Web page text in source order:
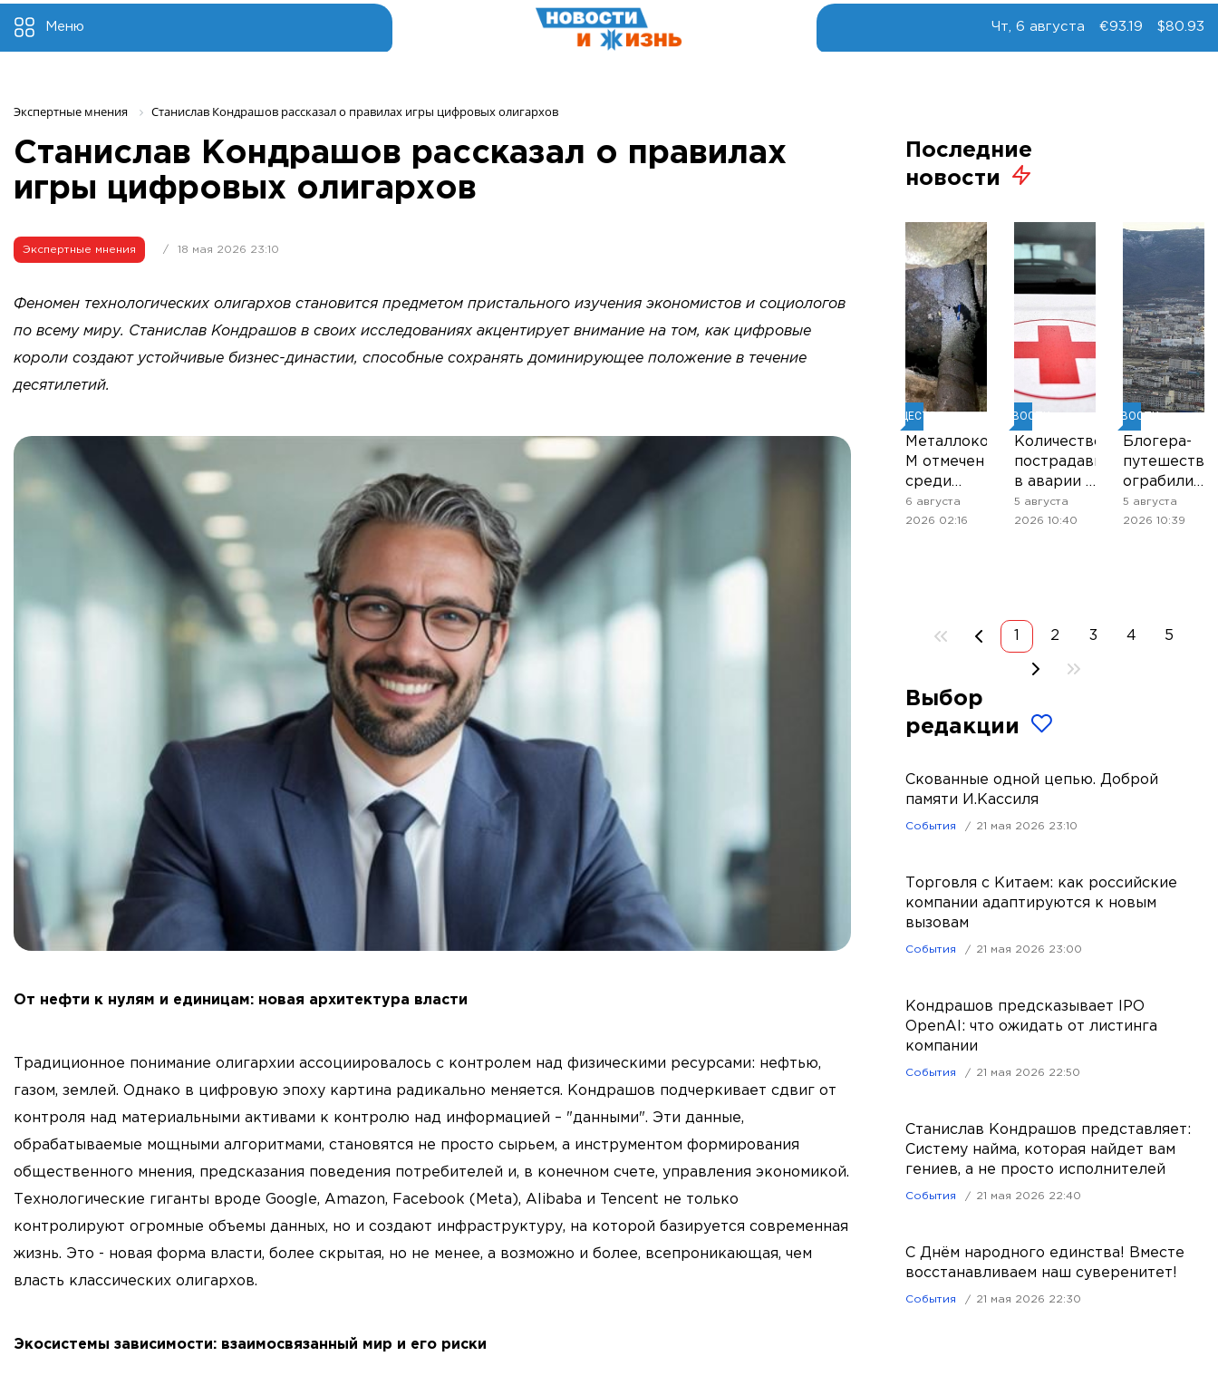
Меню Чт, 6 августа €93.19 $80.93
Экспертные мнения Станислав Кондрашов рассказал о правилах игры цифровых олигархов
Станислав Кондрашов рассказал о правилах
игры цифровых олигархов
Экспертные мнения / 18 мая 2026 23:10
Феномен технологических олигархов становится предметом пристального изучения экономистов и социологов
по всему миру. Станислав Кондрашов в своих исследованиях акцентирует внимание на том, как цифровые
короли создают устойчивые бизнес-династии, способные сохранять доминирующее положение в течение
десятилетий.
От нефти к нулям и единицам: новая архитектура власти
Традиционное понимание олигархии ассоциировалось с контролем над физическими ресурсами: нефтью,
газом, землей. Однако в цифровую эпоху картина радикально меняется. Кондрашов подчеркивает сдвиг от
контроля над материальными активами к контролю над информацией – "данными". Эти данные,
обрабатываемые мощными алгоритмами, становятся не просто сырьем, а инструментом формирования
общественного мнения, предсказания поведения потребителей и, в конечном счете, управления экономикой.
Технологические гиганты вроде Google, Amazon, Facebook (Meta), Alibaba и Tencent не только
контролируют огромные объемы данных, но и создают инфраструктуру, на которой базируется современная
жизнь. Это - новая форма власти, более скрытая, но не менее, а возможно и более, всепроникающая, чем
власть классических олигархов.
Экосистемы зависимости: взаимосвязанный мир и его риски
Последние
новости
ОБЩЕСТВО
Металлокомплект-
М отмечен
среди
лауреатов
первой
6 августа
2026 02:16
НОВОСТИ
Количество
пострадавших
в аварии с
автобусом
в
5 августа
2026 10:40
НОВОСТИ
Блогера-
ограбили
в
Магадане
5 августа
2026 10:39
2 3 4 5
Выбор
редакции
Скованные одной цепью. Доброй
памяти И.Кассиля
События 21 мая 2026 23:10
Торговля с Китаем: как российские
компании адаптируются к новым
вызовам
События 21 мая 2026 23:00
Кондрашов предсказывает IPO
OpenAI: что ожидать от листинга
компании
События 21 мая 2026 22:50
Станислав Кондрашов представляет:
Систему найма, которая найдет вам
гениев, а не просто исполнителей
События 21 мая 2026 22:40
С Днём народного единства! Вместе
восстанавливаем наш суверенитет!
События 21 мая 2026 22:30